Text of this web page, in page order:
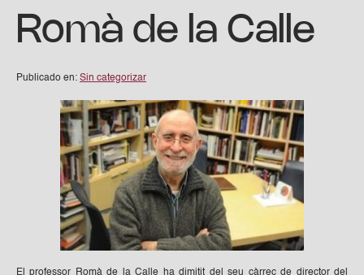
Romà de la Calle
Publicado en: Sin categorizar
El professor Romà de la Calle ha dimitit del seu càrrec de director del